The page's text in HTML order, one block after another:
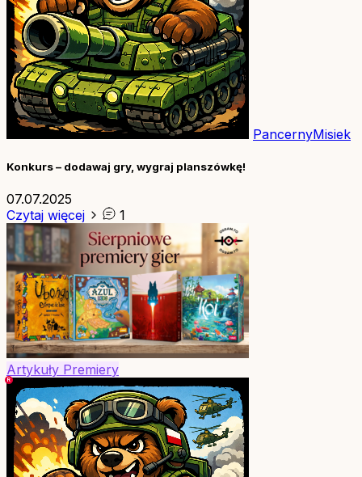
PancernyMisiek
Konkurs – dodawaj gry, wygraj planszówkę!
07.07.2025
Czytaj więcej
1
Artykuły Premiery